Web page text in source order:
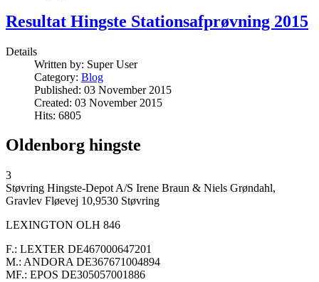
Resultat Hingste Stationsafprøvning 2015
Details
Written by: Super User
Category: Blog
Published: 03 November 2015
Created: 03 November 2015
Hits: 6805
Oldenborg hingste
3
Støvring Hingste-Depot A/S Irene Braun & Niels Grøndahl,
Gravlev Fløevej 10,9530 Støvring
LEXINGTON OLH 846
F.: LEXTER DE467000647201
M.: ANDORA DE367671004894
MF.: EPOS DE305057001886